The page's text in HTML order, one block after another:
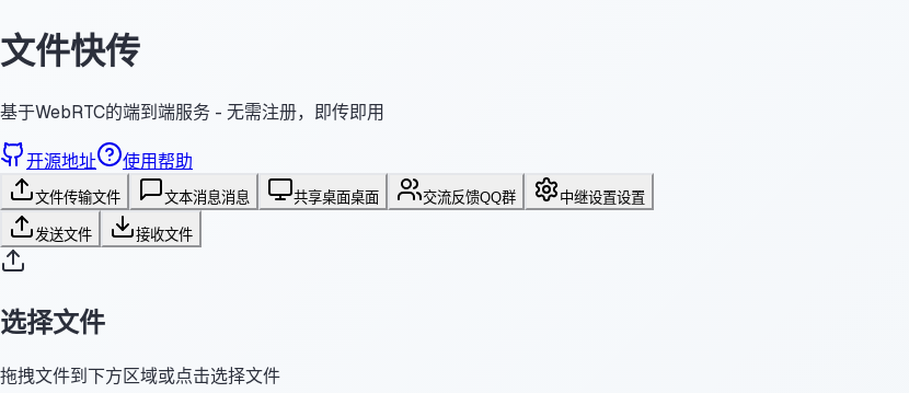
文件快传
基于WebRTC的端到端服务 - 无需注册，即传即用
开源地址 使用帮助
文件传输文件 文本消息消息 共享桌面桌面 交流反馈QQ群 中继设置设置
发送文件 接收文件
选择文件
拖拽文件到下方区域或点击选择文件